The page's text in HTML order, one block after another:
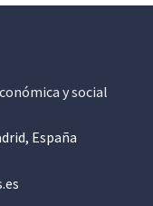
y social
España